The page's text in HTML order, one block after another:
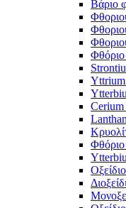
Βάριο
Φθόριο